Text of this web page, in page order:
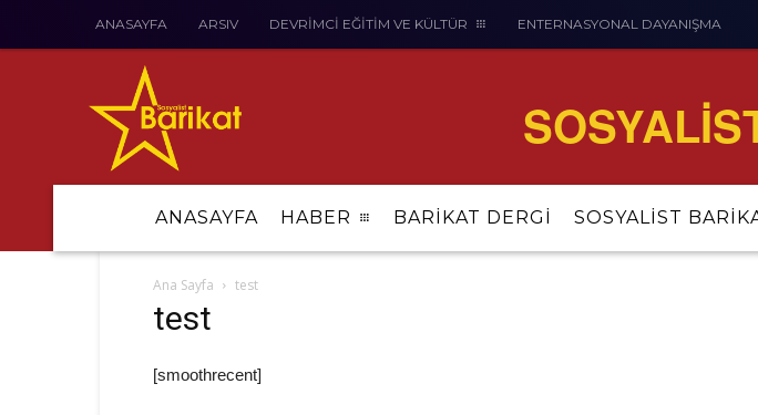
ANASAYFA ARSIV DEVRİMCİ EĞİTİM VE KÜLTÜR ENTERNASYONAL DAYANIŞMA
ANASAYFA HABER BARİKAT DERGİ SOSYALİST
Ana Sayfa test
test
[smoothrecent]